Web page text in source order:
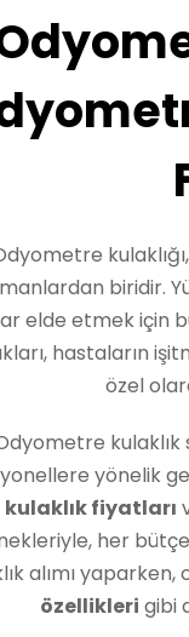
biridir.
elde etmek için
hastaların
özel
kulaklık
yönelik
kulaklık fiyatları
her
alımı yaparken,
özellikleri gibi